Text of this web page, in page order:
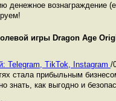
вознаграждение
игры Dragon Age
Telegram, TikTok, Instagram /
стала прибыльным
знать, как выгодно и